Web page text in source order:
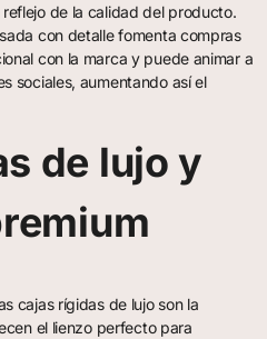
de la calidad del producto.
con detalle fomenta compras
con la marca y puede animar a
sociales, aumentando así el
de lujo y
cajas rígidas de lujo son la
el lienzo perfecto para